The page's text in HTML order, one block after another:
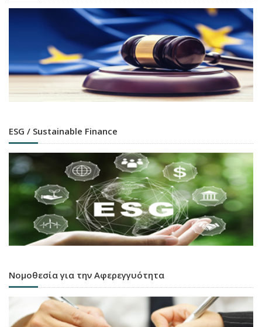
ESG / Sustainable Finance
Νομοθεσία για την Αφερεγγυότητα